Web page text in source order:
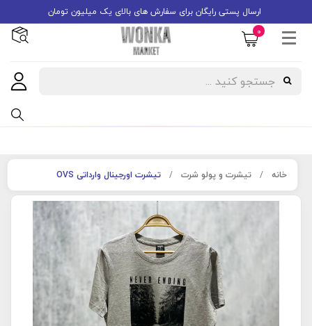
ارسال پستی رایگان برای سفارش های بالای یک میلیون تومان
0
خانه تیشرت و پولو شرت تیشرت اورجینال وارداتی OVS